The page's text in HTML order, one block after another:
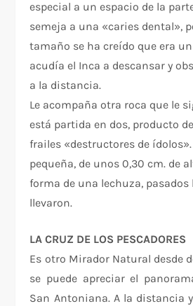
especial a un espacio de la
semeja a una «caries dental»,
tamaño se ha creído que era
acudía el Inca a descansar y
a la distancia.
Le acompaña otra roca que le
está partida en dos, producto
frailes «destructores de
pequeña, de unos 0,30 cm. de
forma de una lechuza, pasados
llevaron.
LA CRUZ DE LOS PESCADORES
Es otro Mirador Natural desde
se puede apreciar el
San Antoniana. A la distancia